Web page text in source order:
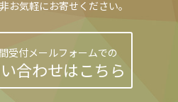
お気軽にお寄せください。
受付メールフォームでの
合わせはこちら